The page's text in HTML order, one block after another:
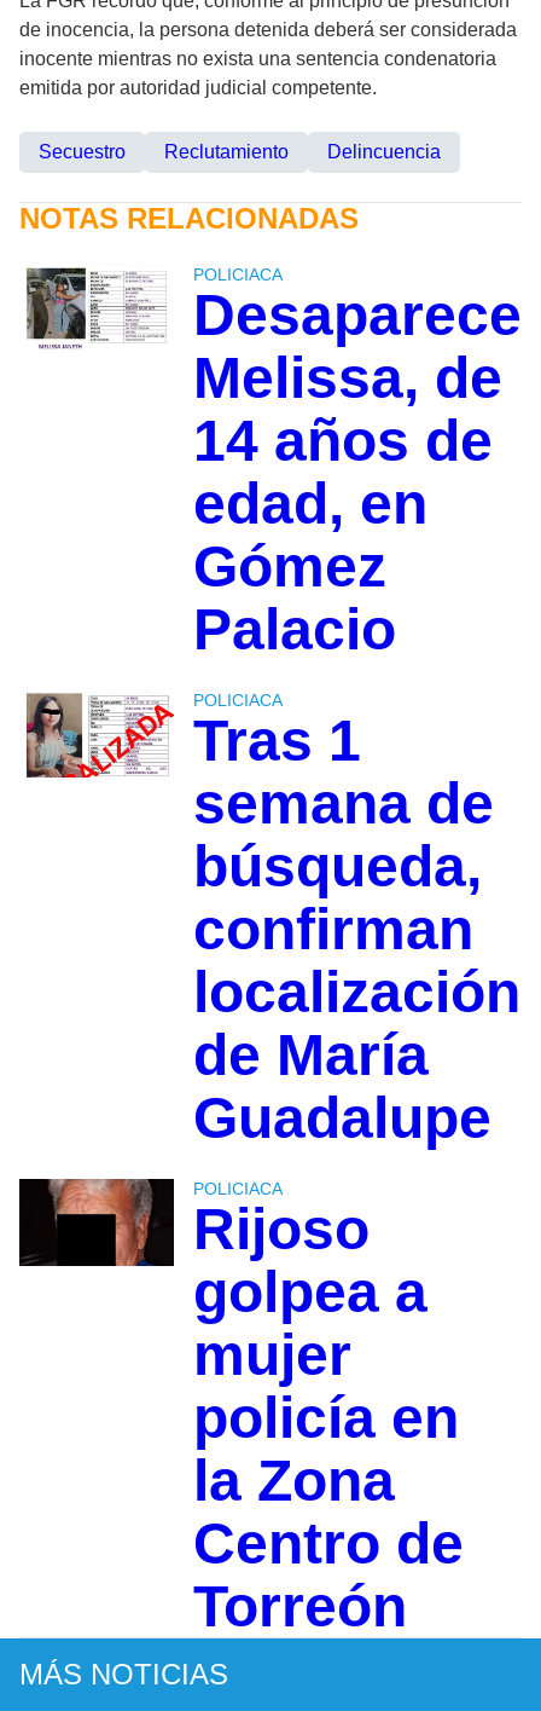
de inocencia, la persona detenida deberá ser considerada
inocente mientras no exista una sentencia condenatoria
emitida por autoridad judicial competente.
Secuestro Reclutamiento Delincuencia
NOTAS RELACIONADAS
POLICIACA
Desaparece
Melissa, de
14 años de
edad, en
Gómez
Palacio
POLICIACA
Tras 1
semana de
búsqueda,
confirman
localización
de María
Guadalupe
POLICIACA
Rijoso
golpea a
mujer
policía en
la Zona
Centro de
Torreón
MÁS NOTICIAS